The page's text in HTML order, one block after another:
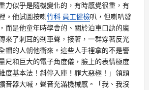
力似乎是隨機變化的，有時感覺很重，有
。他試圖按喇竹科 員工健檢叭，但喇叭發
而是他童年時學會的、關於泊車口訣的魔
來了刺耳的剎車聲，接著，一群穿著反光
帽的人朝他衝來。這些人手裡拿的不是警
尺和巨大的電子角度儀，臉上的表情極度
度基本法！斜停入庫！罪大惡極！」領頭
音器大喊，聲音充滿機械感。「我、我沒